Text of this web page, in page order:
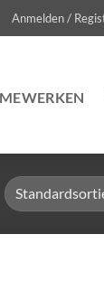
Anmelden /